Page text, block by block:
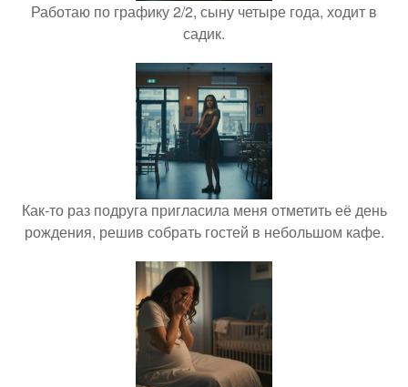
Работаю по графику 2/2, сыну четыре года, ходит в
садик.
Как-то раз подруга пригласила меня отметить её день
рождения, решив собрать гостей в небольшом кафе.